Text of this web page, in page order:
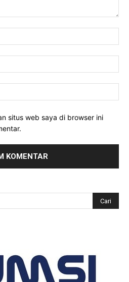
situs web saya di browser ini